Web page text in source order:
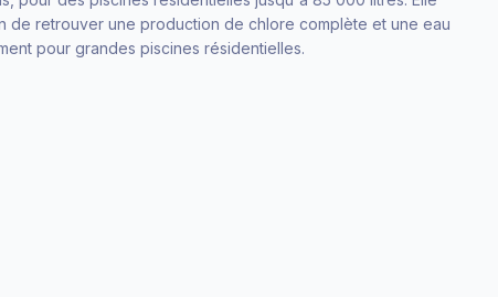
de retrouver une production de chlore complète et une eau
pour grandes piscines résidentielles.